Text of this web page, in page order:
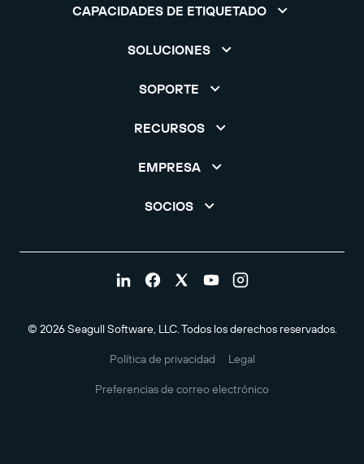
CAPACIDADES DE ETIQUETADO
SOLUCIONES
SOPORTE
RECURSOS
EMPRESA
SOCIOS
© 2026 Seagull Software, LLC. Todos los derechos reservados.
Política de privacidad Legal
Preferencias de correo electrónico